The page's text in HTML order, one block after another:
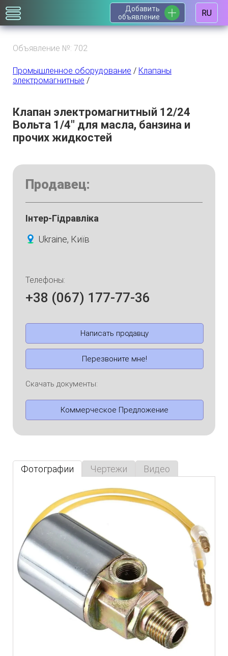
Добавить
объявление
RU
Объявление №: 702
Промышленное оборудование / Клапаны
электромагнитные /
Клапан электромагнитный 12/24
Вольта 1/4" для масла, банзина и
прочих жидкостей
Продавец:
Інтер-Гідравліка
Ukraine, Київ
Телефоны:
+38 (067) 177-77-36
Написать продавцу
Перезвоните мне!
Скачать документы:
Коммерческое Предложение
Фотографии Чертежи Видео